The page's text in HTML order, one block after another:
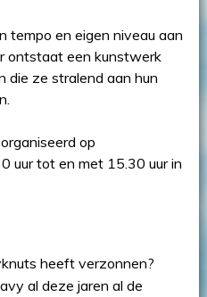
tempo en eigen niveau aan
ontstaat een kunstwerk
die ze stralend aan hun
op
uur tot en met 15.30 uur in
heeft verzonnen?
al deze jaren al de